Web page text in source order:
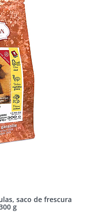
saco de frescura
g